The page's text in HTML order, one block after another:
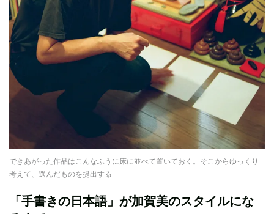
できあがった作品はこんなふうに床に並べて置いておく。そこからゆっくり
考えて、選んだものを提出する
「手書きの日本語」が加賀美のスタイルにな